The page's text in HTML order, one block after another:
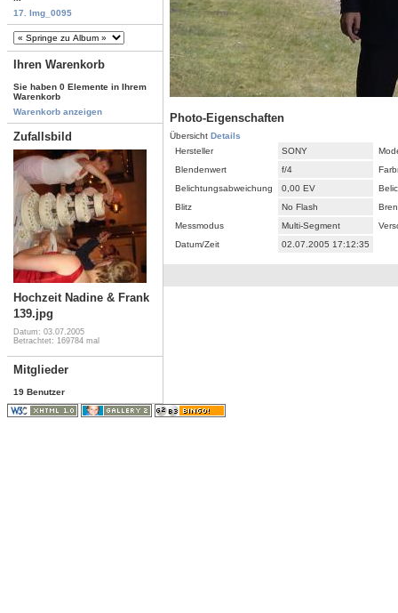
17. Img_0095
Ihren Warenkorb
Sie haben 0 Elemente in Ihrem
Warenkorb
Warenkorb anzeigen
Zufallsbild
Hochzeit Nadine & Frank
139.jpg
Datum: 03.07.2005
Betrachtet: 169784 mal
Mitglieder
19 Benutzer
Photo-Eigenschaften
Übersicht Details
Hersteller
SONY
Blendenwert
f/4
Belichtungsabweichung
0,00 EV
Blitz
No Flash
Messmodus
Multi-Segment
Datum/Zeit
02.07.2005 17:12:35